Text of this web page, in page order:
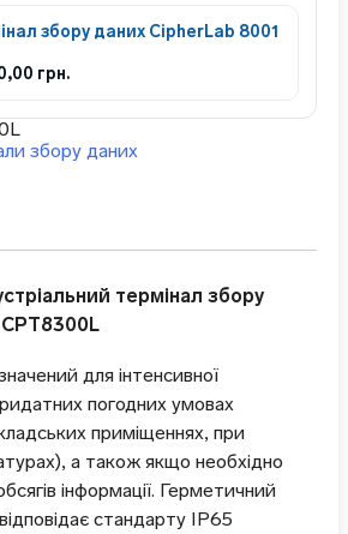
збору даних CipherLab 8001
грн.
збору даних
термінал збору
СРТ8300L
для інтенсивної
погодних умовах
приміщеннях, при
а також якщо необхідно
інформації. Герметичний
стандарту IP65